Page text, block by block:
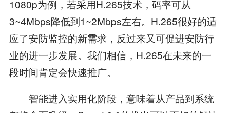
1080p为例，若采用H.265技术，码率可从
3~4Mbps降低到1~2Mbps左右。H.265很好的适
应了安防监控的新需求，反过来又可促进安防行
业的进一步发展。我们相信，H.265在未来的一
段时间肯定会快速推广。
智能进入实用化阶段，意味着从产品到系统